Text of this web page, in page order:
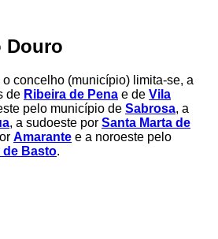
Douro
o concelho (município) limita-se, a
de Ribeira de Pena e de Vila
pelo município de Sabrosa, a
, a sudoeste por Santa Marta de
Amarante e a noroeste pelo
de Basto.